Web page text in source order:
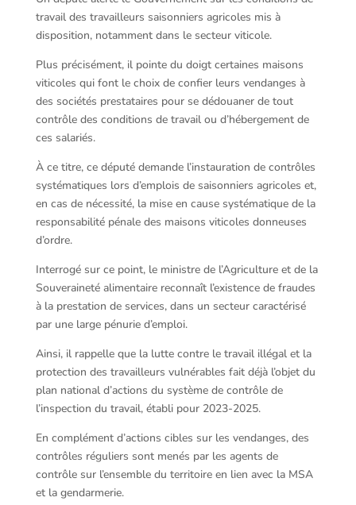
travail des travailleurs saisonniers agricoles mis à
disposition, notamment dans le secteur viticole.
Plus précisément, il pointe du doigt certaines maisons
viticoles qui font le choix de confier leurs vendanges à
des sociétés prestataires pour se dédouaner de tout
contrôle des conditions de travail ou d’hébergement de
ces salariés.
À ce titre, ce député demande l’instauration de contrôles
systématiques lors d’emplois de saisonniers agricoles et,
en cas de nécessité, la mise en cause systématique de la
responsabilité pénale des maisons viticoles donneuses
d’ordre.
Interrogé sur ce point, le ministre de l’Agriculture et de la
Souveraineté alimentaire reconnaît l’existence de fraudes
à la prestation de services, dans un secteur caractérisé
par une large pénurie d’emploi.
Ainsi, il rappelle que la lutte contre le travail illégal et la
protection des travailleurs vulnérables fait déjà l’objet du
plan national d’actions du système de contrôle de
l’inspection du travail, établi pour 2023-2025.
En complément d’actions cibles sur les vendanges, des
contrôles réguliers sont menés par les agents de
contrôle sur l’ensemble du territoire en lien avec la MSA
et la gendarmerie.